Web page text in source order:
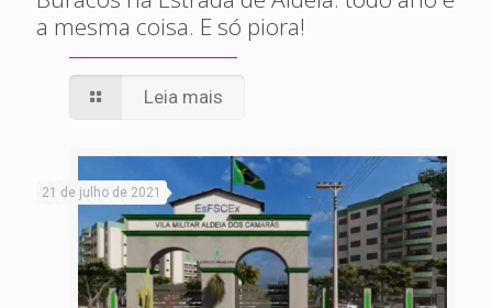
a mesma coisa. E só piora!
Leia mais
21 de julho de 2021